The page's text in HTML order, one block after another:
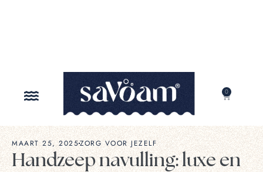
0
MAART 25, 2025ZORG VOOR JEZELF
Handzeep navulling: luxe en